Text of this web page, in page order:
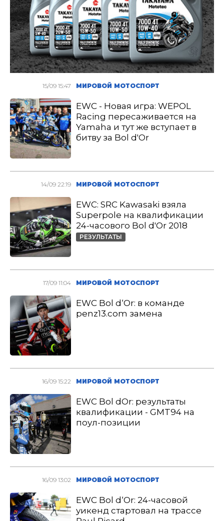
15/09 15:47 МИРОВОЙ МОТОСПОРТ
EWC - Новая игра: WEPOL
Racing пересаживается на
Yamaha и тут же вступает в
битву за Bol d′Or
14/09 22:19 МИРОВОЙ МОТОСПОРТ
EWC: SRC Kawasaki взяла
Superpole на квалификации
24-часового Bol d′Or 2018
РЕЗУЛЬТАТЫ
17/09 11:04 МИРОВОЙ МОТОСПОРТ
EWC Bol d‘Or: в команде
penz13.com замена
16/09 15:22 МИРОВОЙ МОТОСПОРТ
EWC Bol dOr: результаты
квалификации - GMT94 на
поул-позиции
16/09 13:02 МИРОВОЙ МОТОСПОРТ
EWC Bol d‘Or: 24-часовой
уикенд стартовал на трассе